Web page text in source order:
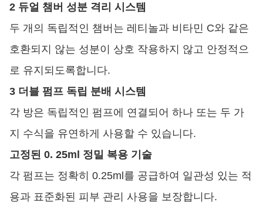
2 듀얼 챔버 성분 격리 시스템
두 개의 독립적인 챔버는 레티놀과 비타민 C와 같은
호환되지 않는 성분이 상호 작용하지 않고 안정적으
로 유지되도록합니다.
3 더블 펌프 독립 분배 시스템
각 방은 독립적인 펌프에 연결되어 하나 또는 두 가
지 수식을 유연하게 사용할 수 있습니다.
고정된 0. 25ml 정밀 복용 기술
각 펌프는 정확히 0.25ml를 공급하여 일관성 있는 적
용과 표준화된 피부 관리 사용을 보장합니다.